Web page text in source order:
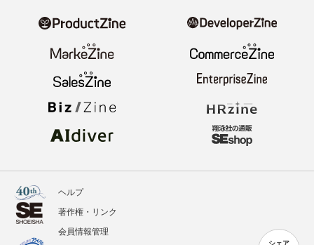
シェア
ヘルプ
著作権・リンク
会員情報管理